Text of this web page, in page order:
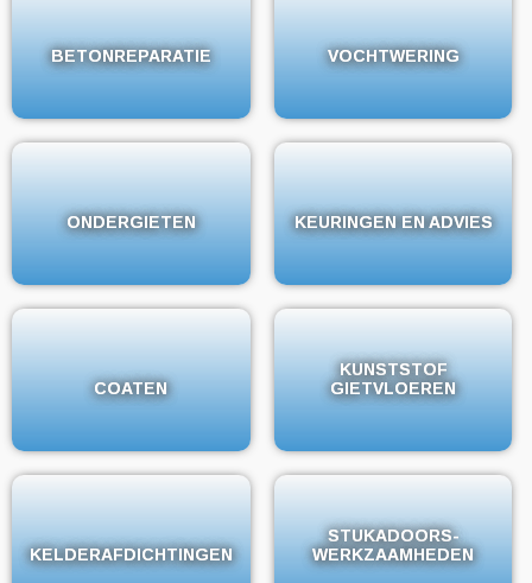
BETONREPARATIE
BETONREPARATIE VOCHTWERING
VOCHTWERING
ONDERGIETEN
ONDERGIETEN KEURINGEN EN ADVIES
KEURINGEN EN ADVIES
COATEN
COATEN
KUNSTSTOF
GIETVLOEREN
KUNSTSTOF
GIETVLOEREN
KELDERAFDICHTINGEN
KELDERAFDICHTINGEN
STUKADOORS-
WERKZAAMHEDEN
STUKADOORS-
WERKZAAMHEDEN